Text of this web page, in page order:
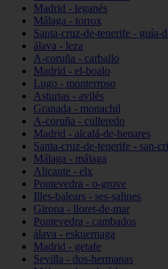
Madrid - leganés
Málaga - torrox
Santa-cruz-de-tenerife - guía-
álava - leza
A-coruña - carballo
Madrid - el-boalo
Lugo - monterroso
Asturias - avilés
Granada - monachil
A-coruña - culleredo
Madrid - alcalá-de-henares
Santa-cruz-de-tenerife - san-
Málaga - málaga
Alicante - elx
Pontevedra - o-grove
Illes-balears - ses-salines
Girona - lloret-de-mar
Pontevedra - cambados
álava - eskuernaga
Madrid - getafe
Sevilla - dos-hermanas